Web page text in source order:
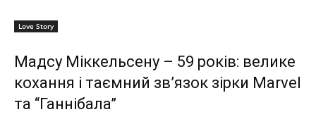
Love Story
Мадсу Міккельсену – 59 років: велике
кохання і таємний зв’язок зірки Marvel
та “Ганнібала”